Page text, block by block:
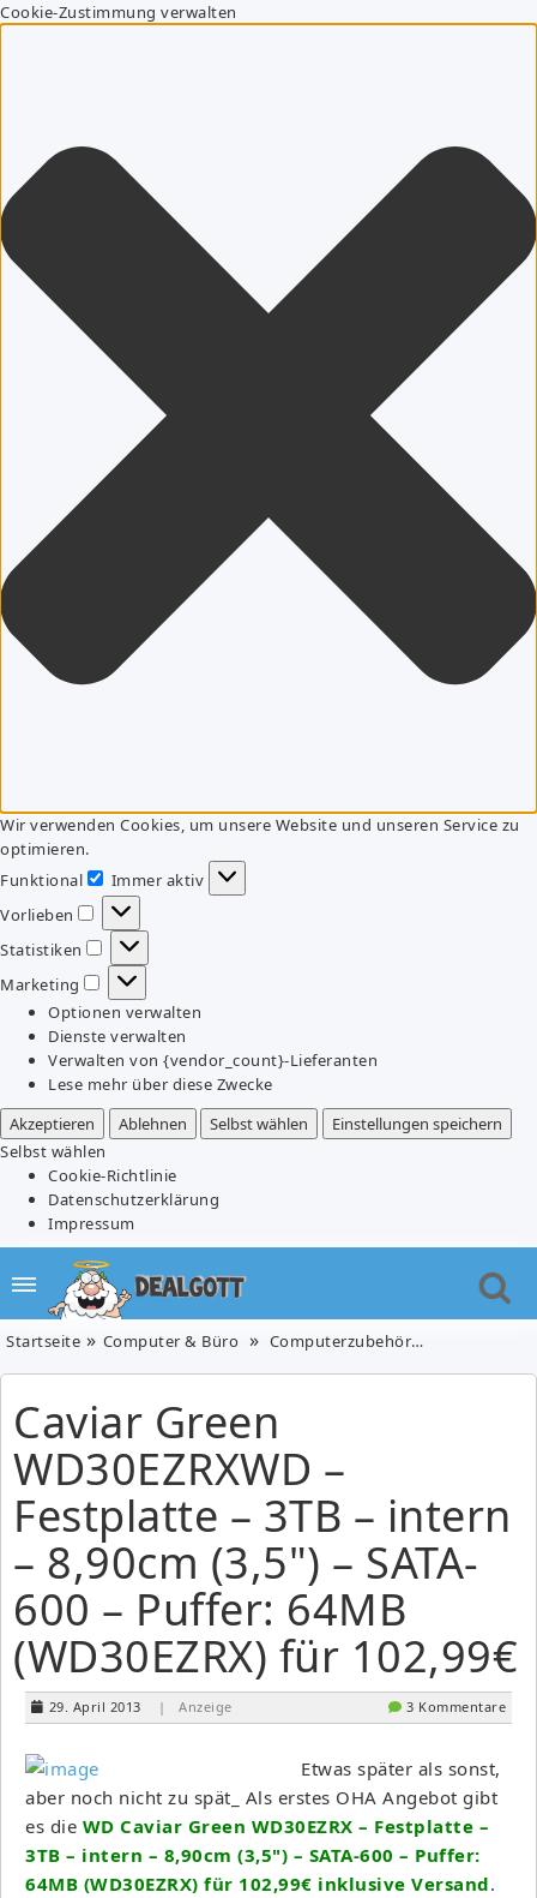
Cookie-Zustimmung verwalten
Wir verwenden Cookies, um unsere Website und unseren Service zu
optimieren.
Funktional
Funktional
Immer aktiv
Vorlieben
Vorlieben
Statistiken
Statistiken
Marketing
Marketing
Optionen verwalten
Dienste verwalten
Verwalten von {vendor_count}-Lieferanten
Lese mehr über diese Zwecke
Akzeptieren
Ablehnen Selbst wählen
Einstellungen speichern
Selbst wählen
Cookie-Richtlinie
Datenschutzerklärung
Impressum
Startseite Computer & Büro Computerzubehör
Caviar Green
WD30EZRXWD –
Festplatte – 3TB – intern
– 8,90cm (3,5") – SATA-
600 – Puffer: 64MB
(WD30EZRX) für 102,99€
29. April 2013 | Anzeige 3 Kommentare
Etwas später als sonst,
aber noch nicht zu spät_ Als erstes OHA Angebot gibt
es die WD Caviar Green WD30EZRX – Festplatte –
3TB – intern – 8,90cm (3,5") – SATA-600 – Puffer:
64MB (WD30EZRX) für 102,99€ inklusive Versand.